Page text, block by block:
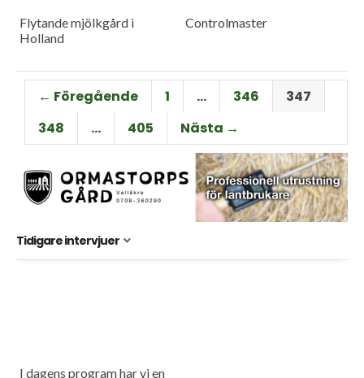
Flytande mjölkgård i
Holland
Controlmaster
← Föregående 1 … 346
347
348
… 405 Nästa →
Tidigare intervjuer
I dagens program har vi en